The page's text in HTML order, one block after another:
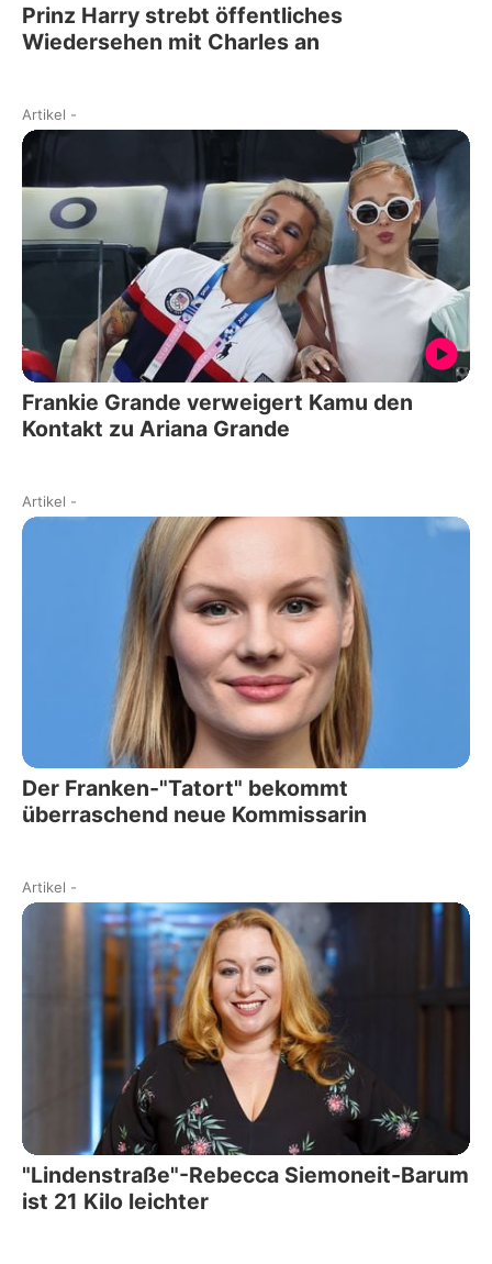
Prinz Harry strebt öffentliches
Wiedersehen mit Charles an
Artikel -
Frankie Grande verweigert Kamu den
Kontakt zu Ariana Grande
Artikel -
Der Franken-"Tatort" bekommt
überraschend neue Kommissarin
Artikel -
"Lindenstraße"-Rebecca Siemoneit-Barum
ist 21 Kilo leichter